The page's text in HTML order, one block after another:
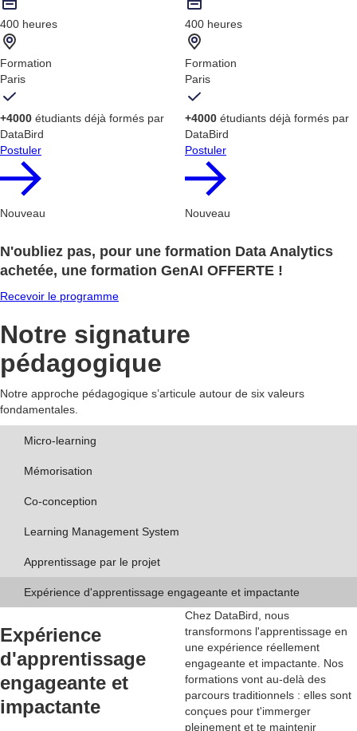
400 heures
Formation
Paris
+4000 étudiants déjà formés par
DataBird
Postuler
Nouveau
400 heures
Formation
Paris
+4000 étudiants déjà formés par
DataBird
Postuler
Nouveau
N'oubliez pas, pour une formation Data Analytics
achetée, une formation GenAI OFFERTE !
Recevoir le programme
Notre signature
pédagogique
Notre approche pédagogique s’articule autour de six valeurs
fondamentales.
Micro-learning
Mémorisation
Co-conception
Learning Management System
Apprentissage par le projet
Expérience d'apprentissage engageante et impactante
Expérience
d'apprentissage
engageante et
impactante
Chez DataBird, nous
transformons l'apprentissage en
une expérience réellement
engageante et impactante. Nos
formations vont au-delà des
parcours traditionnels : elles sont
conçues pour t'immerger
pleinement et te maintenir